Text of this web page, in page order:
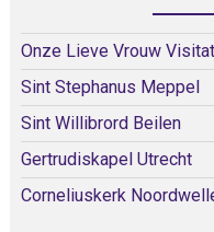
Onze Lieve Vrouw
Sint Stephanus Meppel
Sint Willibrord Beilen
Gertrudiskapel Utrecht
Corneliuskerk